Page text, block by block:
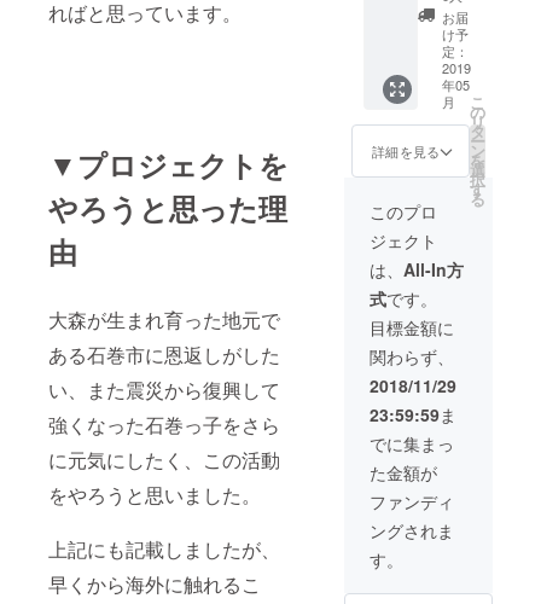
ればと思っています。
▼プロジェクトを
やろうと思った理
由
大森が生まれ育った地元で
ある石巻市に恩返しがした
い、また震災から復興して
強くなった石巻っ子をさら
に元気にしたく、この活動
をやろうと思いました。
上記にも記載しましたが、
早くから海外に触れるこ
欄に記
載して
いただ
きます
ようお
願いい
たしま
す。
トーク
セッ
ション
を行い
ます。
・日
時：9月
中旬〜
11月上
旬頃 こ
の中で
双方の
都合に
より詳
細を決
定させ
ていた
だけれ
ばと思
いま
す。 ・
交通
費、宿
泊費 原
則的に
交通費
は今回
の支援
の中に
お届
け予
定：
2019
年05
月
詳細を見る
こ
の
リ
タ
ー
ン
を
選
択
す
る
このプロ
ジェクト
は、 All-In方
式です。
目標金額に
関わらず、
2018/11/29
23:59:59ま
でに集まっ
た金額が
ファンディ
ングされま
す。